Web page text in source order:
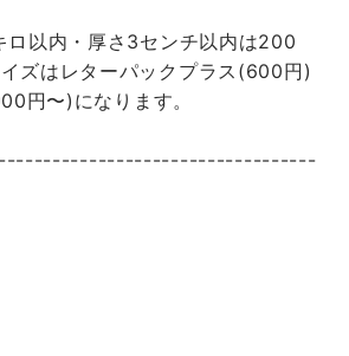
以内・厚さ3センチ以内は200
ズはレターパックプラス(600円)
円〜)になります。